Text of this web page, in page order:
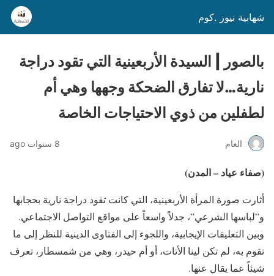
شهابية نيوز .كوم
بالصور | السيدة الأربعينية التي تقود دراجة
نارية…لا تفارق الضحكة وجهها وهي أم
لطفلين من ذوي الاحتياجات الخاصة
العام 8 سنوات ago
(صفاء عياد – المدن)
أثارت صورة المرأة الأربعينية، التي كانت تقود دراجة نارية بحجابها
و”لباسها الشرعي”، جدلاً واسعاً على مواقع التواصل الاجتماعي.
وبين التعليقات الإيجابية، واللجوء إلى الفتاوى الدينية للنظر إلى ما
تقوم به، لم تكن لينا الأتات، أو أم حيدر، وهي من شمسطار، تعرف
شيئاً عما يقال عنها.